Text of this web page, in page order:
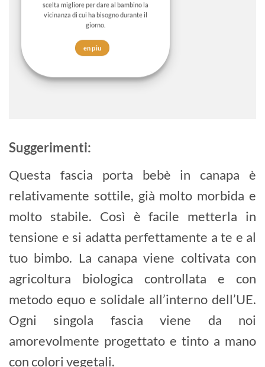
scelta migliore per dare al bambino la
vicinanza di cui ha bisogno durante il
giorno.
en piu
Suggerimenti:
Questa fascia porta bebè in canapa è
relativamente sottile, già molto morbida e
molto stabile. Così è facile metterla in
tensione e si adatta perfettamente a te e al
tuo bimbo. La canapa viene coltivata con
agricoltura biologica controllata e con
metodo equo e solidale all’interno dell’UE.
Ogni singola fascia viene da noi
amorevolmente progettato e tinto a mano
con colori vegetali.